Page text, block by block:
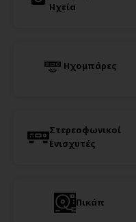
Ηχεία
Ηχομπάρες
Στερεοφωνικοί
Ενισχυτές
Πικάπ